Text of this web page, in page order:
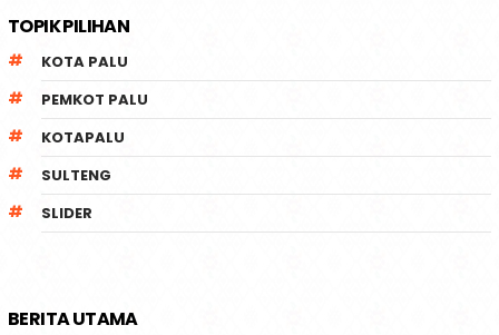
TOPIK PILIHAN
KOTA PALU
PEMKOT PALU
KOTAPALU
SULTENG
SLIDER
BERITA UTAMA